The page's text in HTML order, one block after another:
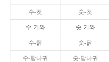
수-컷 숫-것
수-키와 숫-기와
수-탉 숫-닭
수-탕나귀 숫-당나귀